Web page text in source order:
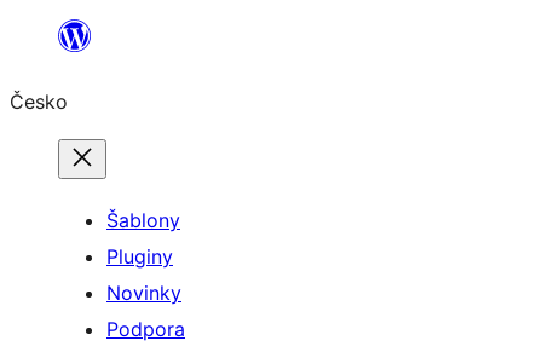
Přeskočit
obsah
Česko
Šablony
Pluginy
Novinky
Podpora